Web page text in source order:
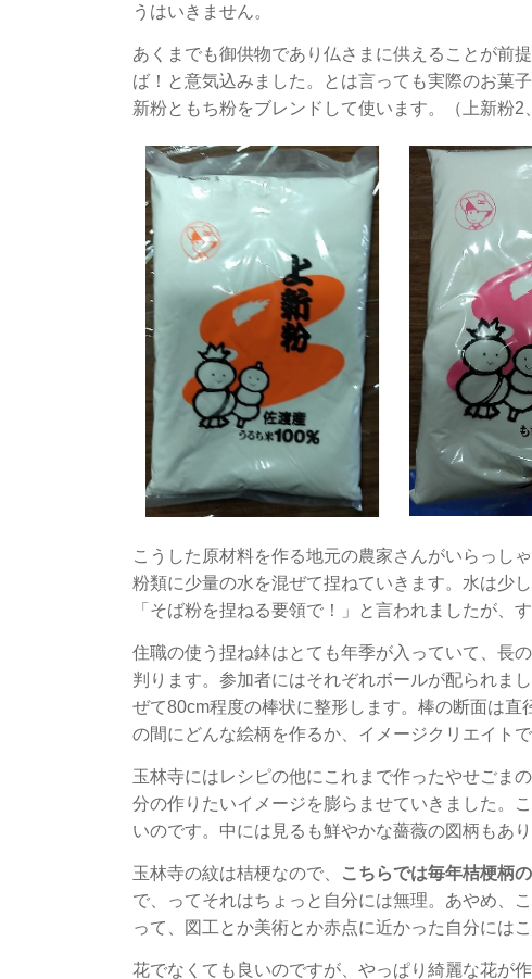
うはいきません。
あくまでも御供物であり仏さまに供えることが前
ば！と意気込みました。とは言っても実際のお菓
新粉ともち粉をブレンドして使います。（上新粉2
こうした原材料を作る地元の農家さんがいらっし
粉類に少量の水を混ぜて捏ねていきます。水は少
「そば粉を捏ねる要領で！」と言われましたが、
住職の使う捏ね鉢はとても年季が入っていて、長
判ります。参加者にはそれぞれボールが配られま
ぜて80cm程度の棒状に整形します。棒の断面は
の間にどんな絵柄を作るか、イメージクリエイトで
玉林寺にはレシピの他にこれまで作ったやせごま
分の作りたいイメージを膨らませていきました。
いのです。中には見るも鮮やかな薔薇の図柄もあ
玉林寺の紋は桔梗なので、 こちらでは毎年桔梗柄
で、ってそれはちょっと自分には無理。あやめ、
って、図工とか美術とか赤点に近かった自分にはこ
花でなくても良いのですが、やっぱり綺麗な花が